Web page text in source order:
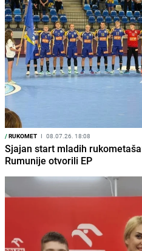
/RUKOMET I 08.07.26. 18:08
Sjajan start mladih
Rumunije otvorili EP